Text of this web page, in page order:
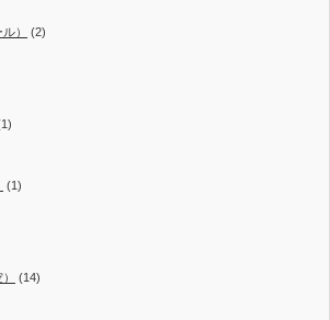
） (2)
(1)
(14)